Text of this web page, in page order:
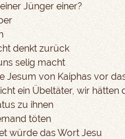
Jünger einer?
denkt zurück
selig macht
Jesum von Kaiphas vor
ein Übeltäter, wir
zu ihnen
töten
würde das Wort Jesu